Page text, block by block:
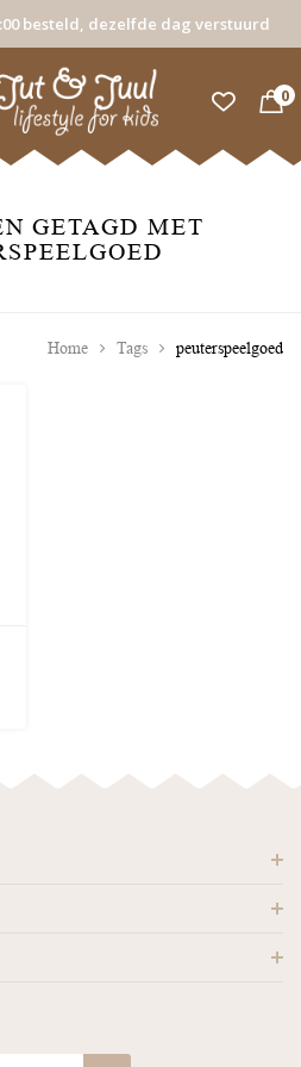
besteld, dezelfde dag verstuurd
0
GETAGD MET
Home Tags peuterspeelgoed